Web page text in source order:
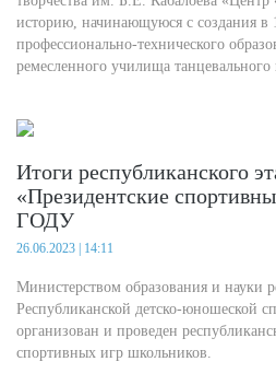
историю, начинающуюся с создания в
профессионально-технического
ремесленного училища
Итоги республиканского
«Президентские
ГОДУ
26.06.2023 | 14:11
Министерством образования и науки
Республиканской детско-юношеской
организован и проведен
спортивных игр школьников.